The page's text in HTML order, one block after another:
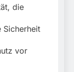
die
Sicherheit
vor